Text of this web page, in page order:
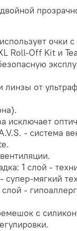
очки
Roll-Off Kit и
от
исключает
- система
1 слой -
мягкий
-
с